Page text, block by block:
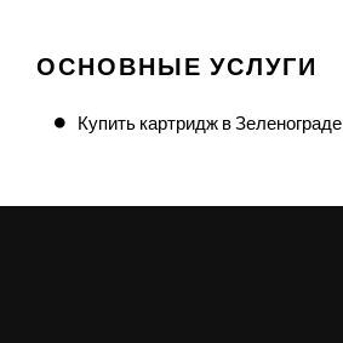
ОСНОВНЫЕ УСЛУГИ
Купить картридж в Зеленограде